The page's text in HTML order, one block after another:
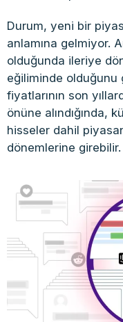
Durum, yeni bir
anlamına gelmiyor.
olduğunda ileriye
eğiliminde olduğunu
fiyatlarının son
önüne alındığında,
hisseler dahil
dönemlerine girebilir.